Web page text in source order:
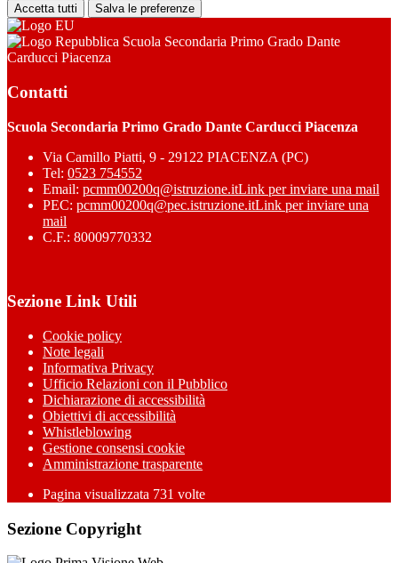
Accetta tutti Salva le preferenze
Scuola Secondaria Primo Grado Dante
Carducci Piacenza
Contatti
Scuola Secondaria Primo Grado Dante Carducci Piacenza
Via Camillo Piatti, 9 - 29122 PIACENZA (PC)
Tel: 0523 754552
Email: pcmm00200q@istruzione.itLink per inviare una mail
PEC: pcmm00200q@pec.istruzione.itLink per inviare una
mail
C.F.: 80009770332
Sezione Link Utili
Cookie policy
Note legali
Informativa Privacy
Ufficio Relazioni con il Pubblico
Dichiarazione di accessibilità
Obiettivi di accessibilità
Whistleblowing
Gestione consensi cookie
Amministrazione trasparente
Pagina visualizzata 731 volte
Sezione Copyright